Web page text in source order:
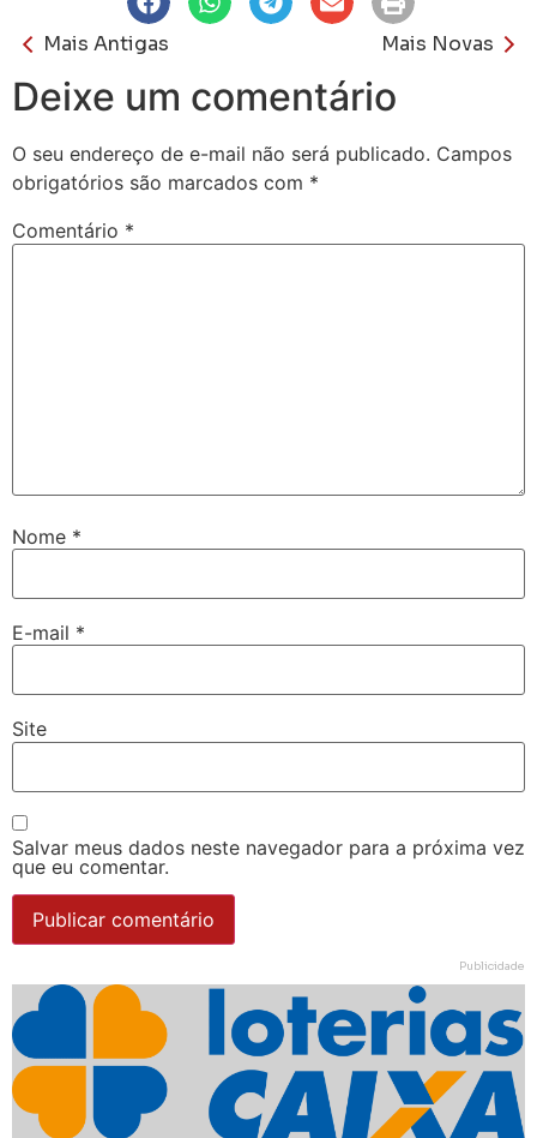
Mais Antigas Mais Novas
Deixe um comentário
O seu endereço de e-mail não será publicado. Campos
obrigatórios são marcados com *
Comentário *
Nome *
E-mail *
Site
Salvar meus dados neste navegador para a próxima vez
que eu comentar.
Publicidade